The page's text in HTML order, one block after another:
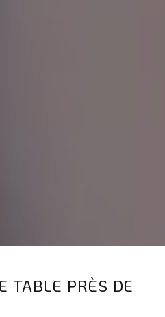
TABLE PRÈS DE